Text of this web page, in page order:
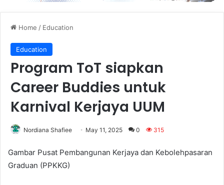
Home / Education
Education
Program ToT siapkan
Career Buddies untuk
Karnival Kerjaya UUM
Nordiana Shafiee May 11, 2025 0 315
Gambar Pusat Pembangunan Kerjaya dan Kebolehpasaran
Graduan (PPKKG)